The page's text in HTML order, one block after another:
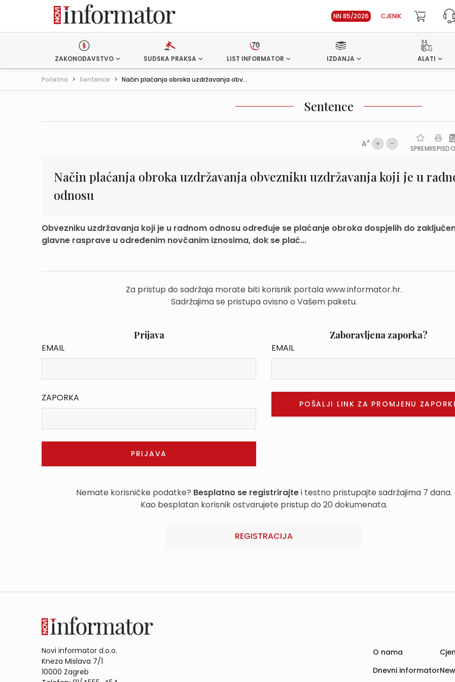
NN 85/2026 CJENIK
ZAKONODAVSTVO SUDSKA PRAKSA LIST INFORMATOR IZDANJA ALATI
Početna > Sentence > Način plaćanja obroka uzdržavanja obv...
Sentence
AA
SPREMIISPIS
Način plaćanja obroka uzdržavanja obvezniku uzdržavanja koji je u
odnosu
Obvezniku uzdržavanja koji je u radnom odnosu određuje se plaćanje obroka dospjelih do
glavne rasprave u određenim novčanim iznosima, dok se plać...
Za pristup do sadržaja morate biti korisnik portala www.informator.hr.
Sadržajima se pristupa ovisno o Vašem paketu.
Prijava
EMAIL
ZAPORKA
Zaboravljena zaporka?
EMAIL
Nemate korisničke podatke? Besplatno se registrirajtei testno pristupajte sadržajima 7 dana.
Kao besplatan korisnik ostvarujete pristup do 20 dokumenata.
REGISTRACIJA
Novi informator d.o.o.
Kneza Mislava 7/1
10000 Zagreb
O nama
Dnevni informator